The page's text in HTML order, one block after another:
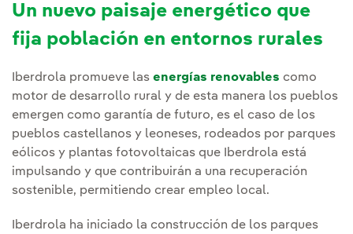
Un nuevo paisaje energético que
fija población en entornos rurales
Iberdrola promueve las energías renovables como
motor de desarrollo rural y de esta manera los pueblos
emergen como garantía de futuro, es el caso de los
pueblos castellanos y leoneses, rodeados por parques
eólicos y plantas fotovoltaicas que Iberdrola está
impulsando y que contribuirán a una recuperación
sostenible, permitiendo crear empleo local.
Iberdrola ha iniciado la construcción de los parques